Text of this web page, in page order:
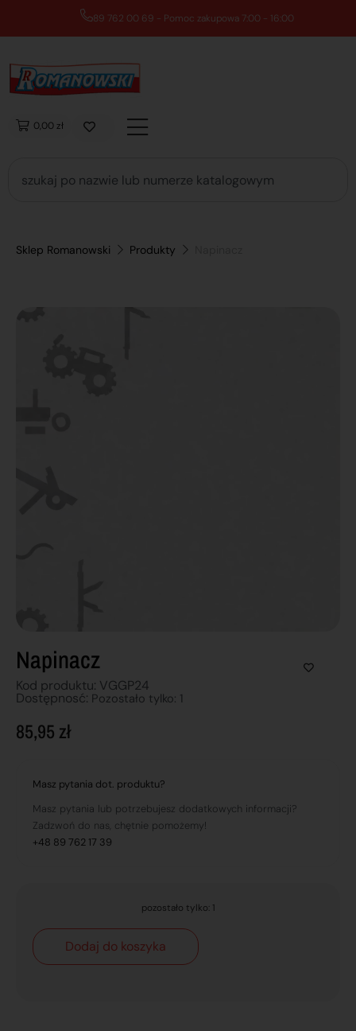
89 762 00 69 - Pomoc zakupowa 7:00 - 16:00
0,00 zł
Sklep Romanowski Produkty
Napinacz
Kod produktu: VGGP24
Dostępnosć: Pozostało tylko: 1
85,95 zł
Masz pytania dot. produktu?
Masz pytania lub potrzebujesz dodatkowych informacji?
Zadzwoń do nas, chętnie pomożemy!
+48 89 762 17 39
pozostało tylko: 1
Dodaj do koszyka